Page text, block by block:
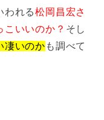
われる松岡昌宏さ
こいいのか？ そし
凄いのか も調べて